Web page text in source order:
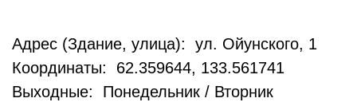
Адрес (Здание, улица): ул. Ойунского, 1
Координаты: 62.359644, 133.561741
Выходные: Понедельник / Вторник